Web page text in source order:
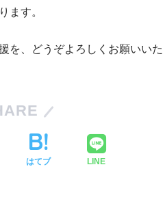
ます。
を、どうぞよろしくお願いいた
はてブ LINE